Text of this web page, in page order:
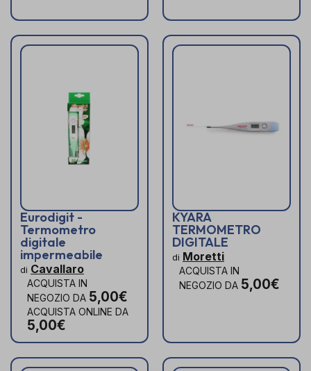
Eurodigit -
Termometro
digitale
impermeabile
di Cavallaro
ACQUISTA IN
NEGOZIO DA 5,00€
ACQUISTA ONLINE DA
5,00€
KYARA
TERMOMETRO
DIGITALE
di Moretti
ACQUISTA IN
NEGOZIO DA 5,00€